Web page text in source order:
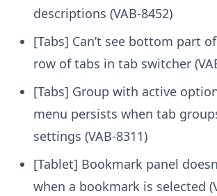
descriptions (VAB-8452)
[Tabs] Can’t see bottom part
row of tabs in tab switcher
[Tabs] Group with active
menu persists when tab
settings (VAB-8311)
[Tablet] Bookmark panel
when a bookmark is selected